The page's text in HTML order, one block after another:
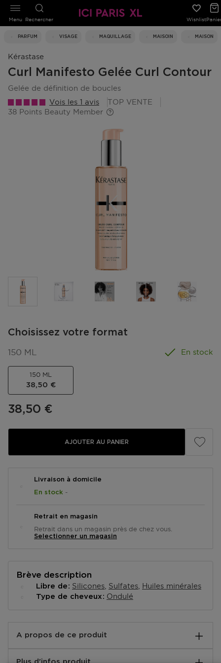
Rechercher Wishlist
PARFUM VISAGE MAQUILLAGE MAISOIN MAISON
Menu
Kérastase
Curl Manifesto Gelée Curl Contour
gelée de définition de boucles
Vois les 1 avis
TOP VENTE
38 Points Beauty Member
Choisissez votre format
150 ML En stock
150 ML
Prix du produit
38,50 €
Prix du produit
38,50 €
AJOUTER AU PANIER
Livraison à domicile
En stock -
Retrait en magasin
Retrait dans un magasin près de chez vous.
Selectionner un magasin
Brève description
Libre de Silicones Sulfates Huiles minérales
Type de cheveux Ondulé
A propos de ce produit